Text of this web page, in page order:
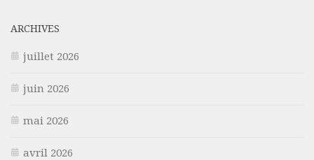
ARCHIVES
juillet 2026
juin 2026
mai 2026
avril 2026